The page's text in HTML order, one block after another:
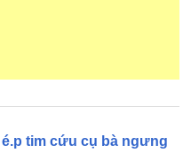
tim cứu cụ bà ngưng